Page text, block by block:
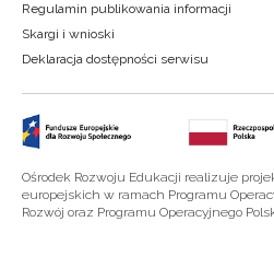
Regulamin publikowania informacji
Skargi i wnioski
Deklaracja dostępności serwisu
Ośrodek Rozwoju Edukacji realizuje
europejskich w ramach Programu
Rozwój oraz Programu Operacyjnego